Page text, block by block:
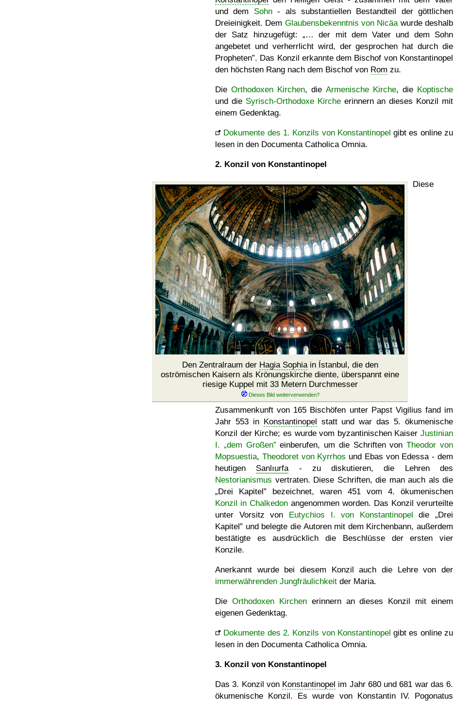
und dem Sohn- als substantiellen Bestandteil der göttlichen
Dreieinigkeit. Dem Glaubensbekenntnis von Nicäawurde deshalb
der Satz hinzugefügt:
… der mit dem Vater und dem Sohn
angebetet und verherrlicht wird, der gesprochen hat durch die
Propheten . Das Konzil erkannte dem Bischof von Konstantinopel
den höchsten Rang nach dem Bischof von Rom zu.
DieOrthodoxen Kirchen, die Armenische Kirche, die Koptische
und die Syrisch-Orthodoxe Kircheerinnern an dieses Konzil mit
einem Gedenktag.
Dokumente des 1. Konzils von Konstantinopel gibt es online zu
lesen in den Documenta Catholica Omnia.
2. Konzil von Konstantinopel
Den Zentralraum der Hagia Sophiain Ístanbul, die den
oströmischen Kaisern als Krönungskirche diente, überspannt eine
riesige Kuppel mit 33 Metern Durchmesser
Diese
Zusammenkunft von 165 Bischöfen unter Papst Vigilius fand im
Jahr 553 in Konstantinopel statt und war das 5. ökumenische
Konzil der Kirche; es wurde vom byzantinischen Kaiser Justinian
I. „dem Großen” einberufen, um die Schriften vonTheodor von
Mopsuestia, Theodoret von Kyrrhos und Ebas von Edessa - dem
heutigen Sanlıurfa- zu diskutieren, die Lehren des
Nestorianismus vertraten. Diese Schriften, die man auch als die
Drei Kapitel
bezeichnet, waren 451 vom 4. ökumenischen
Konzil in Chalkedon angenommen worden. Das Konzil verurteilte
unter Vorsitz von Eutychios I. von Konstantinopel die
Drei
Kapitel
und belegte die Autoren mit dem Kirchenbann, außerdem
bestätigte es ausdrücklich die Beschlüsse der ersten vier
Konzile.
Anerkannt wurde bei diesem Konzil auch die Lehre von der
immerwährenden Jungfräulichkeit der Maria.
Die Orthodoxen Kirchenerinnern an dieses Konzil mit einem
eigenen Gedenktag.
Dokumente des 2. Konzils von Konstantinopel gibt es online zu
lesen in den Documenta Catholica Omnia.
3. Konzil von Konstantinopel
Das 3. Konzil von Konstantinopel im Jahr 680 und 681 war das 6.
ökumenische Konzil. Es wurde von Konstantin IV. Pogonatus